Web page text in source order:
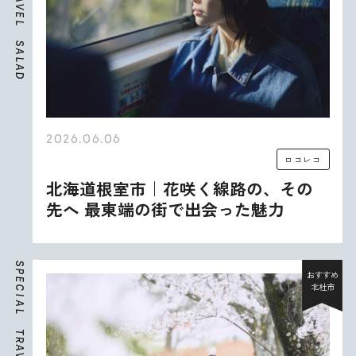
V
E
L
S
A
L
A
D
2026.06.06
ロコレコ
北海道根室市｜花咲く線路の、その
先へ 最東端の街で出会った魅力
S
P
E
C
I
A
L
T
R
A
おすすめ
北杜市